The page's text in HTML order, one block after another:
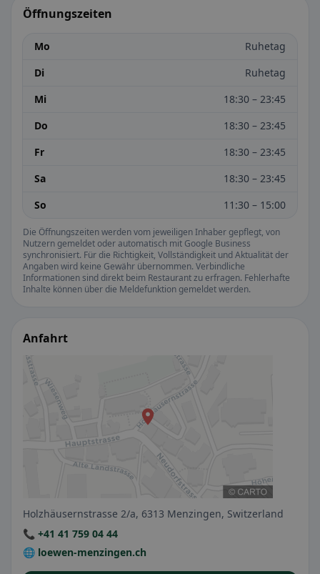
Öffnungszeiten
Mo
Ruhetag
Di
Ruhetag
Mi
18:30 – 23:45
Do
18:30 – 23:45
Fr
18:30 – 23:45
Sa
18:30 – 23:45
So
11:30 – 15:00
Die Öffnungszeiten werden vom jeweiligen Inhaber gepflegt, von
Nutzern gemeldet oder automatisch mit Google Business
synchronisiert. Für die Richtigkeit, Vollständigkeit und Aktualität der
Angaben wird keine Gewähr übernommen. Verbindliche
Informationen sind direkt beim Restaurant zu erfragen. Fehlerhafte
Inhalte können über die Meldefunktion gemeldet werden.
Anfahrt
Holzhäusernstrasse 2/a, 6313 Menzingen, Switzerland
📞 +41 41 759 04 44
🌐 loewen-menzingen.ch